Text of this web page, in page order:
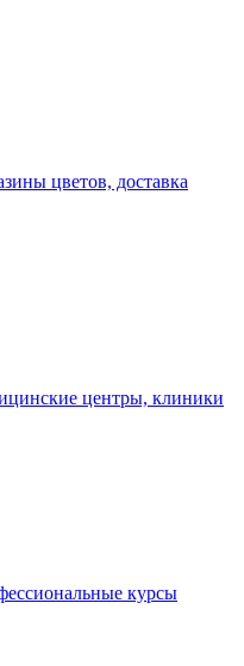
цветов, доставка
центры, клиники
курсы